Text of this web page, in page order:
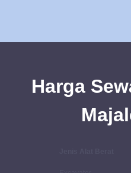
Harga